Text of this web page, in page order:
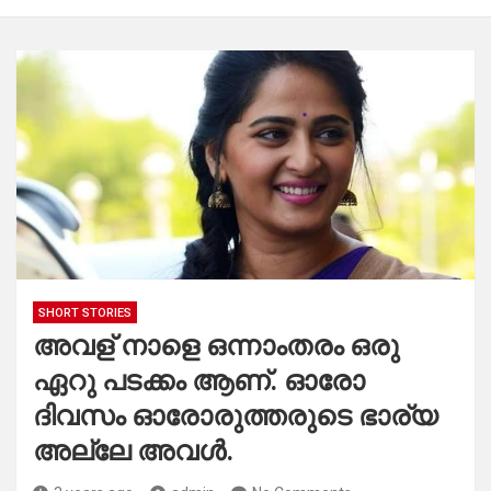
SHORT STORIES
അവള് നാളെ ഒന്നാംതരം ഒരു
ഏറു പടക്കം ആണ്. ഓരോ
ദിവസം ഓരോരുത്തരുടെ ഭാര്യ
അല്ലേ അവൾ.